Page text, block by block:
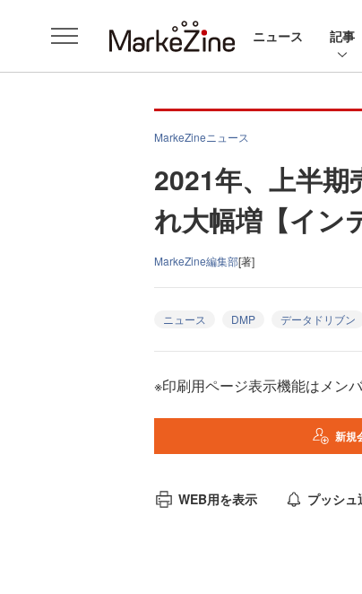
ニュース 記事
MarkeZineニュース
2021年、上半
れ大幅増【イン
MarkeZine編集部[著]
ニュース DMP データドリブン
※印刷用ページ表示機能はメン
新規
WEB用を表示 プッシュ